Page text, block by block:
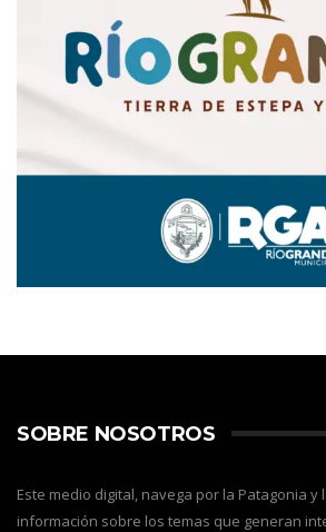
SOBRE NOSOTROS
Este medio digital, navega por la Patagonia
información sobre los temas que generan